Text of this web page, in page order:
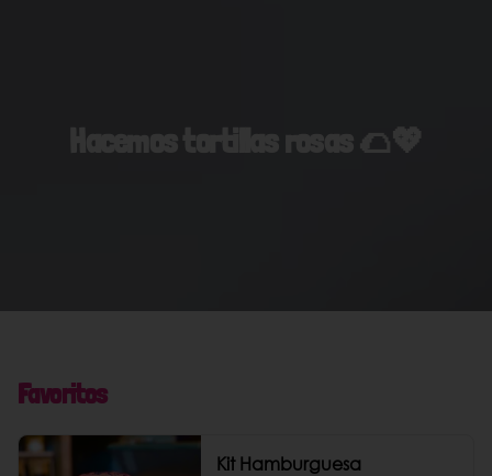
Hacemos tortillas rosas 🌮💖
Favoritos
Kit Hamburguesa